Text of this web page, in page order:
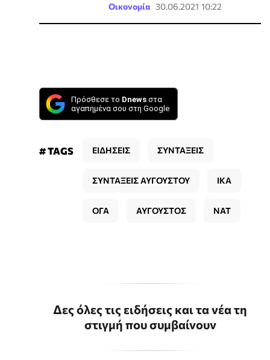
Οικονομία 30.06.2021 10:22
Πρόσθεσε το Dnews στα
αγαπημένα σου στη Google
# TAGS ΕΙΔΗΣΕΙΣ ΣΥΝΤΑΞΕΙΣ
ΣΥΝΤΑΞΕΙΣ ΑΥΓΟΥΣΤΟΥ ΙΚΑ
ΟΓΑ ΑΥΓΟΥΣΤΟΣ ΝΑΤ
Δες όλες τις ειδήσεις και τα νέα τη
στιγμή που συμβαίνουν